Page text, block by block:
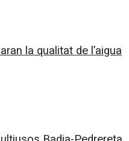
la qualitat de l’aigua